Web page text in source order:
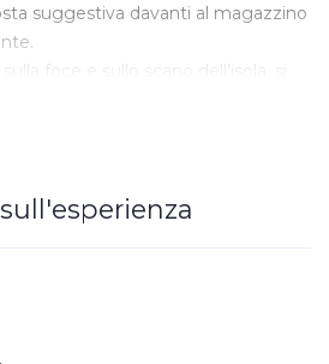
suggestiva davanti al magazzino
foce e sullo scano dell’isola, si
lo sguardo rivolto all’orizzonte,
o telefonica al 0426380314
sull'esperienza